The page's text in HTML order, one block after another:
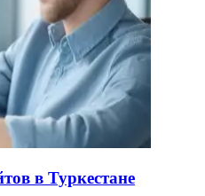
в Туркестане